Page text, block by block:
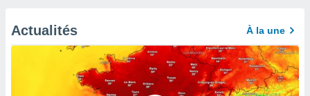
Actualités À la une